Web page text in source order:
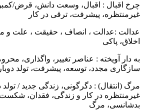
اقبال : اقبال، وسعت دانش، قرض/
پیشرفت، ترقی در کار
:عدالت ، انصاف ، حقیقت ، علت و
پاکی
دار آویخته : عناصر تغییر، واگذاری،
مجدد، توسعه، پیشرفت، تولد
(انتقال) : دگرگونی، زندگی جدید / تولد
در کار و زندگی، فقدان، شکست،
مرگ